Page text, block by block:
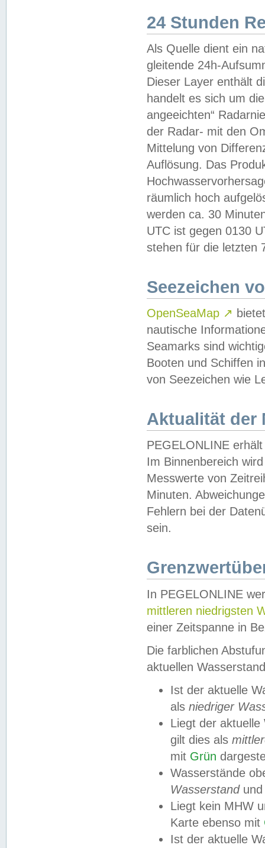
24 Stunden
Als Quelle dient ein
gleitende 24h-
Dieser Layer enthält
handelt es sich um
angeeichten“
der Radar- mit den
Mittelung von
Auflösung. Das
räumlich hoch
werden ca. 30
UTC ist gegen 0130
stehen für die letzten
Seezeichen
OpenSeaMap ↗
nautische
Seamarks sind
Booten und Schiffen
von Seezeichen wie
Aktualität der
PEGELONLINE
Im Binnenbereich
Messwerte von
Minuten.
Fehlern bei der
sein.
In PEGELONLINE
mittleren niedrigsten
einer Zeitspanne in
Die farblichen
aktuellen
Ist der aktuelle
als niedriger
Liegt der
gilt dies als
mit Grün
Wasserstände
Wasserstandund
Liegt kein MHW
Karte ebenso mit
Ist der aktuelle